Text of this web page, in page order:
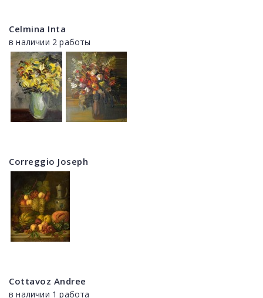
Celmina Inta
в наличии 2 работы
Correggio Joseph
Cottavoz Andree
в наличии 1 работа